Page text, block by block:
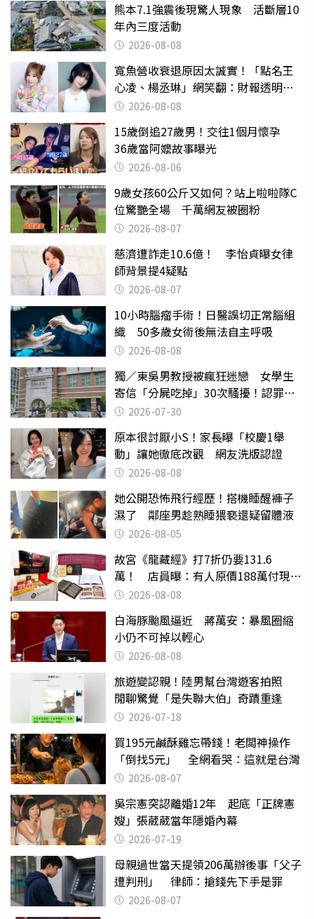
熊本7.1強震後現驚人現象 活斷層10
年內三度活動
2026-08-08
寬魚營收衰退原因太誠實！「點名王
心凌、楊丞琳」網笑翻：財報透明度
滿分2026-08-08
15歲倒追27歲男！交往1個月懷孕
36歲當阿嬤故事曝光
2026-08-06
9歲女孩60公斤又如何？站上啦啦隊C
位驚艷全場 千萬網友被圈粉
2026-08-07
慈濟遭詐走10.6億！ 李怡貞曝女律
師背景提4疑點
2026-08-07
10小時腦瘤手術！日醫誤切正常腦組
織 50多歲女術後無法自主呼吸
2026-08-08
獨／東吳男教授被瘋狂迷戀 女學生
寄信「分屍吃掉」30次騷擾！認罪免
關 2026-07-30
原本很討厭小S！家長曝「校慶1舉
動」讓她徹底改觀 網友洗版認證
2026-08-08
她公開恐怖飛行經歷！搭機睡醒褲子
濕了 鄰座男趁熟睡猥褻還疑留體液
2026-08-05
故宮《龍藏經》打7折仍要131.6
萬！ 店員曝：有人原價188萬付現購
買 2026-08-08
白海豚颱風逼近 蔣萬安：暴風圈縮
小仍不可掉以輕心
2026-08-08
旅遊變認親！陸男幫台灣遊客拍照
閒聊驚覺「是失聯大伯」奇蹟重逢
2026-07-18
買195元鹹酥雞忘帶錢！老闆神操作
「倒找5元」 全網看哭：這就是台灣
2026-08-07
吳宗憲突認離婚12年 起底「正牌憲
嫂」張葳葳當年隱婚內幕
2026-07-19
母親過世當天提領206萬辦後事「父子
遭判刑」 律師：搶錢先下手是罪
2026-08-07